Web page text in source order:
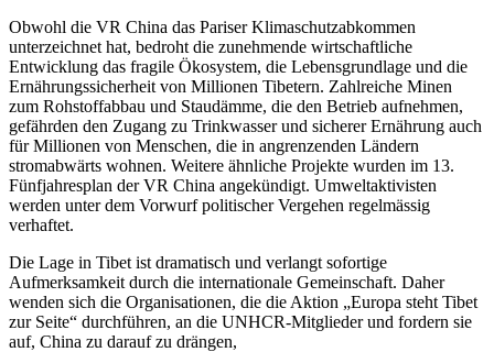
Obwohl die VR China das Pariser Klimaschutzabkommen
unterzeichnet hat, bedroht die zunehmende wirtschaftliche
Entwicklung das fragile Ökosystem, die Lebensgrundlage und die
Ernährungssicherheit von Millionen Tibetern. Zahlreiche Minen
zum Rohstoffabbau und Staudämme, die den Betrieb aufnehmen,
gefährden den Zugang zu Trinkwasser und sicherer Ernährung auch
für Millionen von Menschen, die in angrenzenden Ländern
stromabwärts wohnen. Weitere ähnliche Projekte wurden im 13.
Fünfjahresplan der VR China angekündigt. Umweltaktivisten
werden unter dem Vorwurf politischer Vergehen regelmässig
verhaftet.
Die Lage in Tibet ist dramatisch und verlangt sofortige
Aufmerksamkeit durch die internationale Gemeinschaft. Daher
wenden sich die Organisationen, die die Aktion „Europa steht Tibet
zur Seite“ durchführen, an die UNHCR-Mitglieder und fordern sie
auf, China zu darauf zu drängen,